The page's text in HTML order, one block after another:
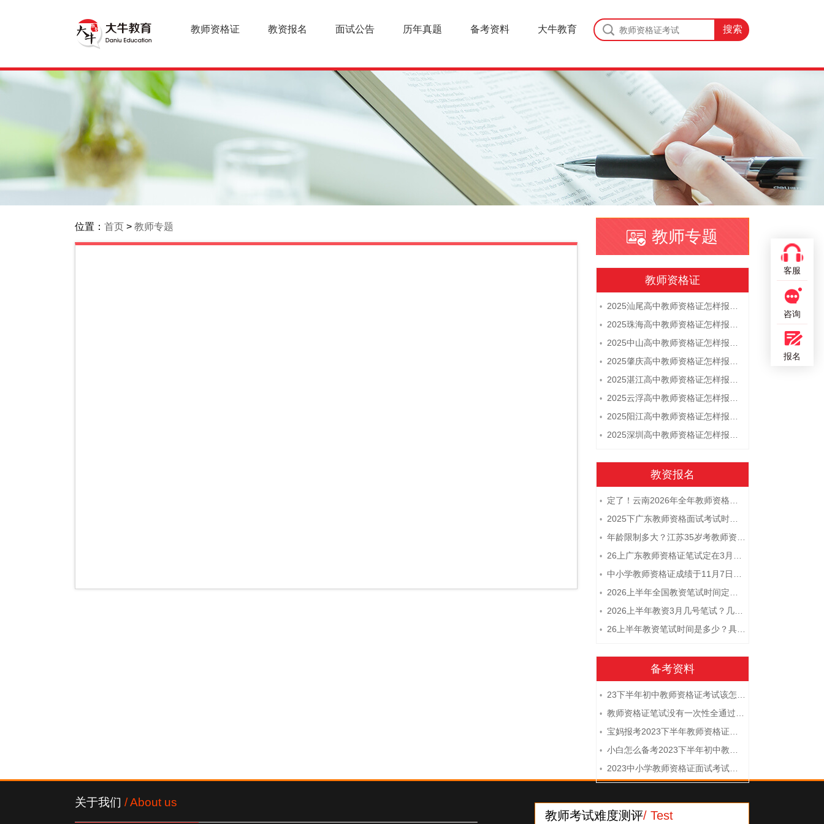
教师资格证 教资报名 面试公告 历年真题 备考资料 大牛教育
位置： 首页 > 教师专题
教师专题
教师资格证
• 2025汕尾高中教师资格证怎样报名 附流程
• 2025珠海高中教师资格证怎样报名 附流程
• 2025中山高中教师资格证怎样报名 附流程
• 2025肇庆高中教师资格证怎样报名 附流程
• 2025湛江高中教师资格证怎样报名 附流程
• 2025云浮高中教师资格证怎样报名 附流程
• 2025阳江高中教师资格证怎样报名 附流程
• 2025深圳高中教师资格证怎样报名 附流程
教资报名
• 定了！云南2026年全年教师资格证考试日程大公开！
• 2025下广东教师资格面试考试时间及科目内容（怎么考）
• 年龄限制多大？江苏35岁考教师资格证晚吗？
• 26上广东教师资格证笔试定在3月7日！附考试指南
• 中小学教师资格证成绩于11月7日10点查！
• 2026上半年全国教资笔试时间定档！
• 2026上半年教资3月几号笔试？几点开考
• 26上半年教资笔试时间是多少？具体安排表一览
备考资料
• 23下半年初中教师资格证考试该怎么复习？
• 教师资格证笔试没有一次性全通过下次需要重新报考吗？
• 宝妈报考2023下半年教师资格证需要报班备考吗？
• 小白怎么备考2023下半年初中教师资格证笔试？
• 2023中小学教师资格证面试考试注意事项
关于我们 / About us
教师考试难度测评/ Test
客服
咨询
报名